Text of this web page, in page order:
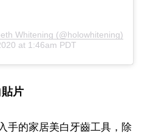
Whitening (@holowhitening)
at 1:46am PDT
片
手的家居美白牙齒工具，除